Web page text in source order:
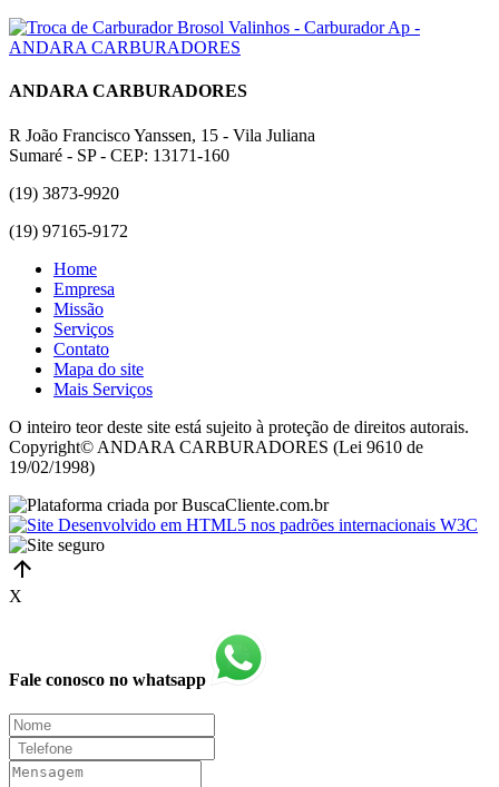
ANDARA CARBURADORES
R João Francisco Yanssen, 15 - Vila Juliana
Sumaré - SP - CEP: 13171-160
(19) 3873-9920
(19) 97165-9172
Home
Empresa
Missão
Serviços
Contato
Mapa do site
Mais Serviços
O inteiro teor deste site está sujeito à proteção de direitos autorais.
Copyright© ANDARA CARBURADORES (Lei 9610 de
19/02/1998)
X
Fale conosco no whatsapp